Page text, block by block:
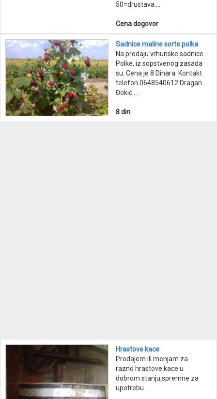
50=drustava....
Cena dogovor
Sadnice maline sorte polka
Na prodaju vrhunske sadnice
Polke, iz sopstvenog zasada
su. Cena je 8 Dinara. Kontakt
telefon 0648540612 Dragan
Đokić ...
8 din
Hrastove kace
Prodajem ili menjam za
razno hrastove kace u
dobrom stanju,spremne za
upotrebu...